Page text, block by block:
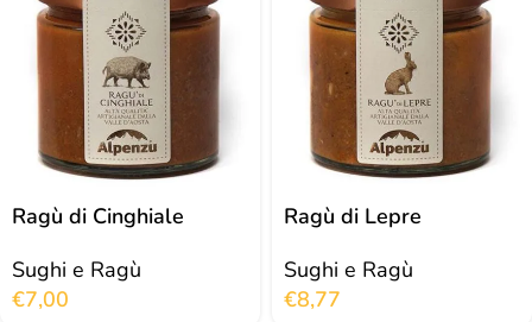
Ragù di Cinghiale
Sughi e Ragù
€7,00
Ragù di Lepre
Sughi e Ragù
€8,77